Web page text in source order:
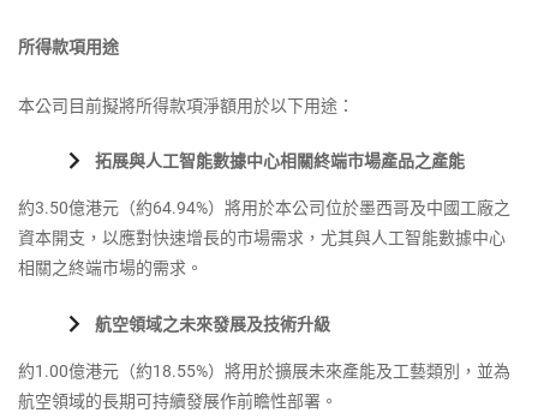
所得款項用途
本公司目前擬將所得款項淨額用於以下用途：
拓展與人工智能數據中心相關終端市場產品之產能
約3.50億港元（約64.94%）將用於本公司位於墨西哥及中國工廠之
資本開支，以應對快速增長的市場需求，尤其與人工智能數據中心
相關之終端市場的需求。
航空領域之未來發展及技術升級
約1.00億港元（約18.55%）將用於擴展未來產能及工藝類別，並為
航空領域的長期可持續發展作前瞻性部署。